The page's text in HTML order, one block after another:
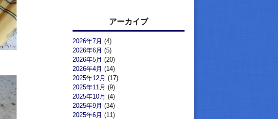
アーカイブ
2026年7月 (4)
2026年6月 (5)
2026年5月 (20)
2026年4月 (14)
2025年12月 (17)
2025年11月 (9)
2025年10月 (4)
2025年9月 (34)
2025年6月 (11)